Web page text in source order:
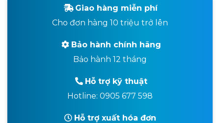
Giao hàng miễn phí
Cho đơn hàng 10 triệu trở lên
Bảo hành chính hãng
Bảo hành 12 tháng
Hỗ trợ kỹ thuật
Hotline: 0905 677 598
Hỗ trợ xuất hóa đơn